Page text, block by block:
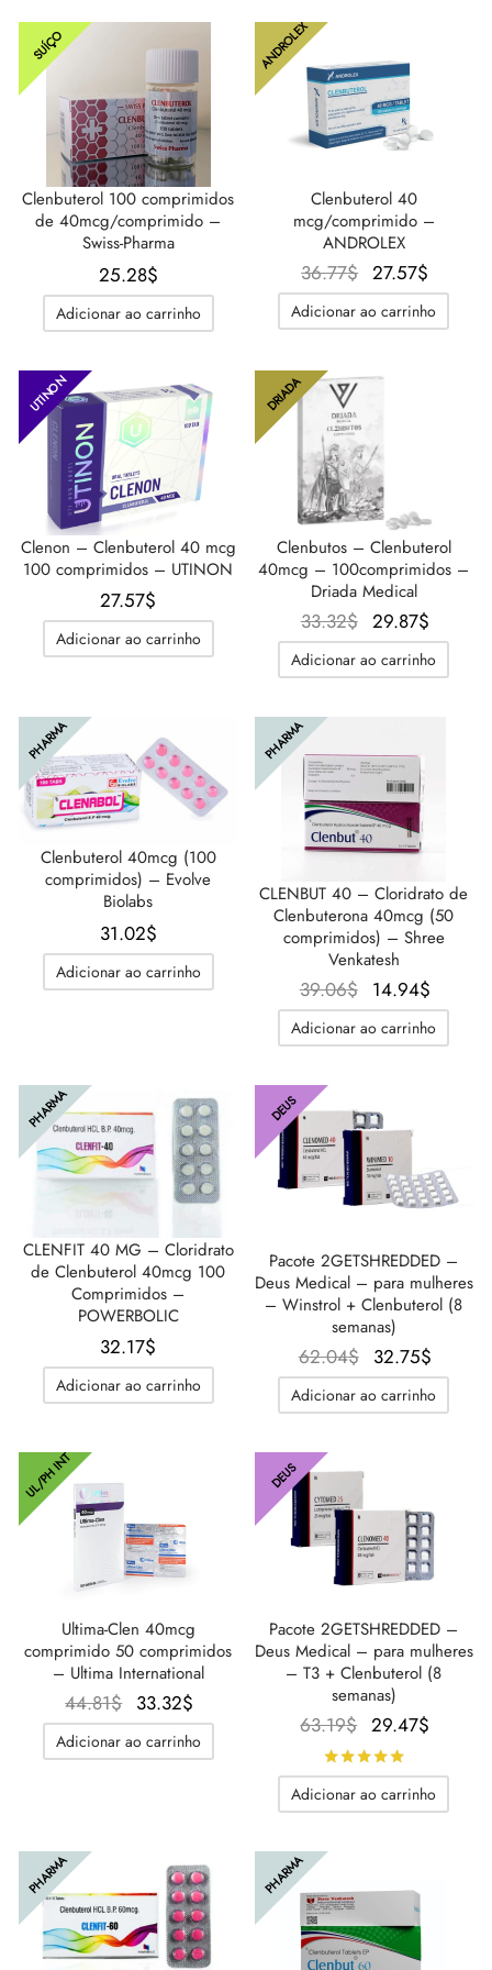
SUÍÇO
Clenbuterol 100 comprimidos
de 40mcg/comprimido –
Swiss-Pharma
25.28$
Adicionar ao carrinho
ANDROLEX
Clenbuterol 40
mcg/comprimido –
ANDROLEX
36.77$
O
preço
original
36.77$.
27.57$
preço
atual é:
Adicionar ao carrinho
UTINON
Clenon – Clenbuterol 40 mcg
100 comprimidos – UTINON
27.57$
Adicionar ao carrinho
DRIADA
Clenbutos – Clenbuterol
40mcg – 100comprimidos –
Driada Medical
33.32$
O
preço
original
29.87$
preço
atual é:
Adicionar ao carrinho
PHARMA
Clenbuterol 40mcg (100
comprimidos) – Evolve
Biolabs
31.02$
Adicionar ao carrinho
PHARMA
CLENBUT 40 – Cloridrato de
Clenbuterona 40mcg (50
comprimidos) – Shree
Venkatesh
39.06$
O
preço
original
14.94$
preço
atual é:
Adicionar ao carrinho
PHARMA
CLENFIT 40 MG – Cloridrato
de Clenbuterol 40mcg 100
Comprimidos –
POWERBOLIC
32.17$
Adicionar ao carrinho
DEUS
Pacote 2GETSHREDDED –
Deus Medical – para mulheres
– Winstrol + Clenbuterol (8
semanas)
62.04$ O preço
original
era:
32.75$
preço
atual
Adicionar ao carrinho
UL/PH INT
Ultima-Clen 40mcg
comprimido 50 comprimidos
– Ultima International
44.81$
O
preço
original
33.32$
preço
atual é:
Adicionar ao carrinho
DEUS
Pacote 2GETSHREDDED –
Deus Medical – para mulheres
– T3 + Clenbuterol (8
semanas)
63.19$
O
preço
original
era:
29.47$
atual é:
Adicionar ao carrinho
PHARMA PHARMA